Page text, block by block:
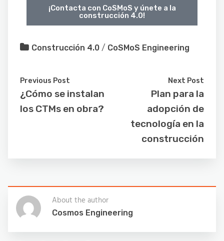
¡Contacta con CoSMoS y únete a la
construcción 4.0!
Construcción 4.0 / CoSMoS Engineering
Previous Post
¿Cómo se instalan
los CTMs en obra?
Next Post
Plan para la
adopción de
tecnología en la
construcción
About the author
Cosmos Engineering